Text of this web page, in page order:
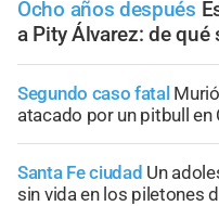
Ocho años después
a Pity Álvarez: de qué
Segundo caso fatal
atacado por un pitbull en
Santa Fe ciudad Un
sin vida en los piletones